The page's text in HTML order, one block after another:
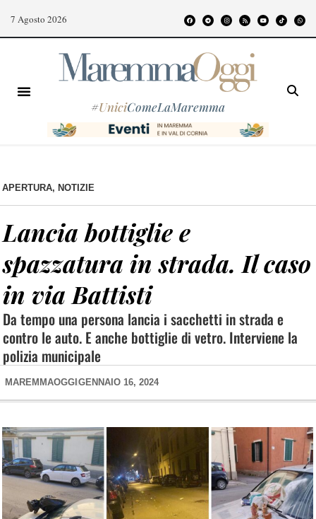
7 Agosto 2026
#UniciComeLaMaremma
APERTURA, NOTIZIE
Lancia bottiglie e
spazzatura in strada. Il caso
in via Battisti
Da tempo una persona lancia i sacchetti in strada e
contro le auto. E anche bottiglie di vetro. Interviene la
polizia municipale
MAREMMAOGGI GENNAIO 16, 2024